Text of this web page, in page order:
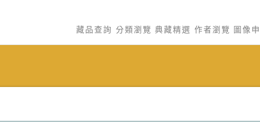
藏品查詢 分類瀏覽 典藏精選 作者瀏覽 圖像